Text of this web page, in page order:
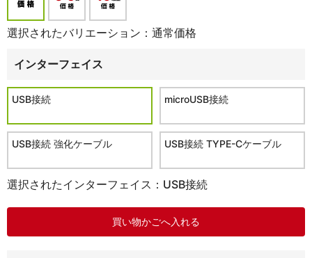
選択されたバリエーション：通常価格
インターフェイス
USB接続 microUSB接続
USB接続 強化ケーブル USB接続 TYPE-Cケーブル
選択されたインターフェイス：USB接続